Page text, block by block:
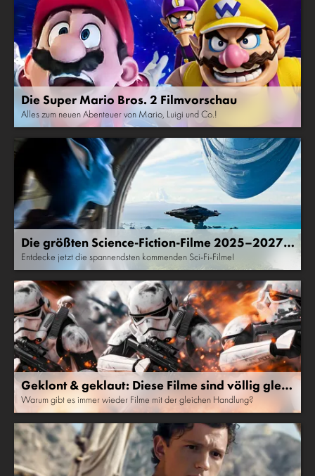
Die Super Mario Bros. 2 Filmvorschau
Alles zum neuen Abenteuer von Mario, Luigi und Co.!
Die größten Science-Fiction-Filme 2025–2027:
Avatar 3, Dune 3, Star Wars...
Entdecke jetzt die spannendsten kommenden Sci-Fi-Filme!
Geklont & geklaut: Diese Filme sind völlig gleic
h!
Warum gibt es immer wieder Filme mit der gleichen Handlung?